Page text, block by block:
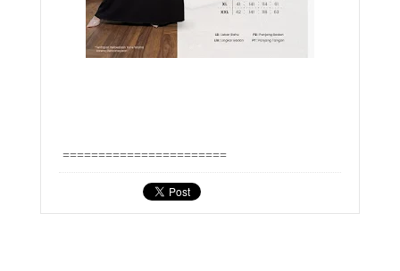
=======================